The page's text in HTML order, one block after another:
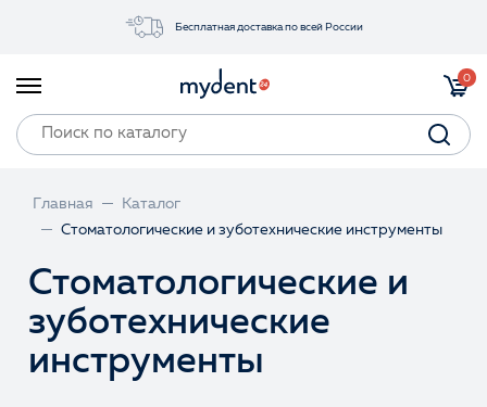
Бесплатная доставка по всей России
Обучение
Войти
0
Главная
Каталог
Стоматологические и зуботехнические инструменты
Стоматологические и
зуботехнические
инструменты